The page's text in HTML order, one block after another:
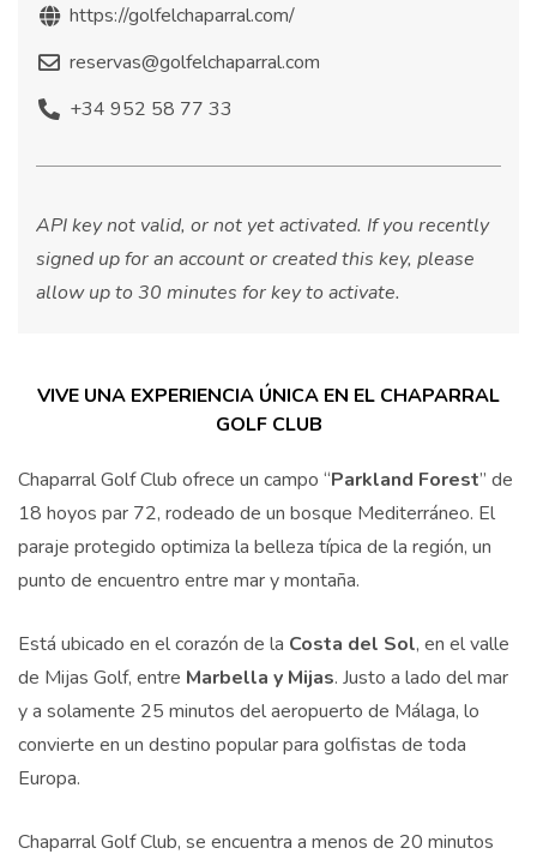
https://golfelchaparral.com/
reservas@golfelchaparral.com
+34 952 58 77 33
API key not valid, or not yet activated. If you recently
signed up for an account or created this key, please
allow up to 30 minutes for key to activate.
VIVE UNA EXPERIENCIA ÚNICA EN EL CHAPARRAL
GOLF CLUB
Chaparral Golf Club ofrece un campo “Parkland Forest” de
18 hoyos par 72, rodeado de un bosque Mediterráneo. El
paraje protegido optimiza la belleza típica de la región, un
punto de encuentro entre mar y montaña.
Está ubicado en el corazón de la Costa del Sol, en el valle
de Mijas Golf, entre Marbella y Mijas. Justo a lado del mar
y a solamente 25 minutos del aeropuerto de Málaga, lo
convierte en un destino popular para golfistas de toda
Europa.
Chaparral Golf Club, se encuentra a menos de 20 minutos